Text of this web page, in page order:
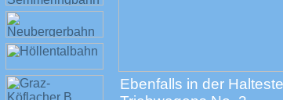
Ebenfalls in der